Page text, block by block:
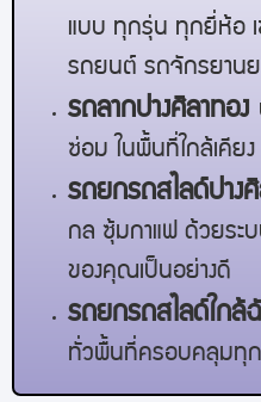
แบบ ทุกรุ่น ทุกยี่ห้อ
รถยนต์ รถจักรยาน
รถลากปางศิลาทอง
ซ่อม ในพื้นที่ใกล้เคียง
รถยกรถสไลด์ปาง
กล ซุ้มกาแฟ ด้วยระ
ของคุณเป็นอย่างดี
รถยกรถสไลด์ใก
ทั่วพื้นที่ครอบคลุมทุก